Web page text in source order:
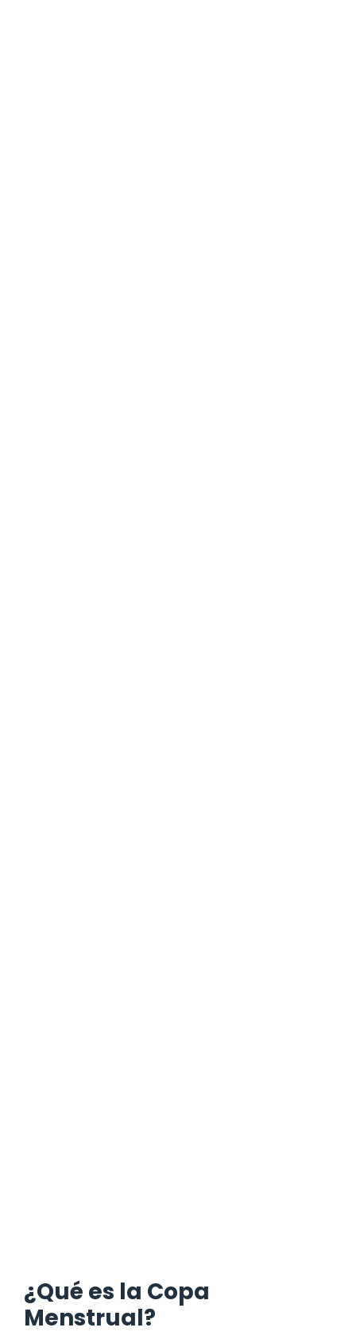
¿Qué es la Copa
Menstrual?